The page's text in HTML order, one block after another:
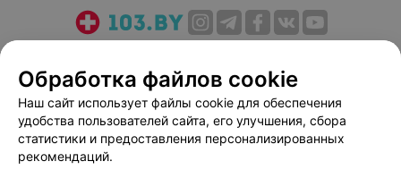
Медицинский маркетинг
Публичный договор
Пользовательское соглашение
Способы оплаты
Вакансии
Партнеры
Написать руководителю 103.by
Обработка файлов cookie
Наш сайт использует файлы cookie для обеспечения
удобства пользователей сайта, его улучшения, сбора
статистики и предоставления персонализированных
рекомендаций.